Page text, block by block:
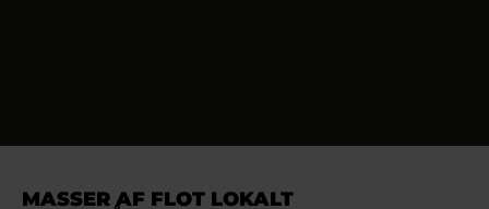
MASSER AF FLOT LOKALT